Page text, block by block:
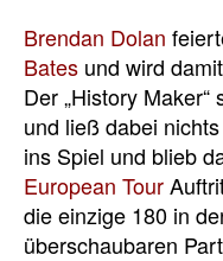
Brendan Dolan
Bates und wird
Der „History
und ließ dabei
ins Spiel und blieb
European Tour
die einzige 180 in
überschaubaren